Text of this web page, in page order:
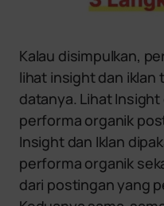
Kalau disimpulkan,
lihat insight dan iklan
datanya. Lihat
performa organik
Insight dan Iklan
performa organik
dari postingan yang